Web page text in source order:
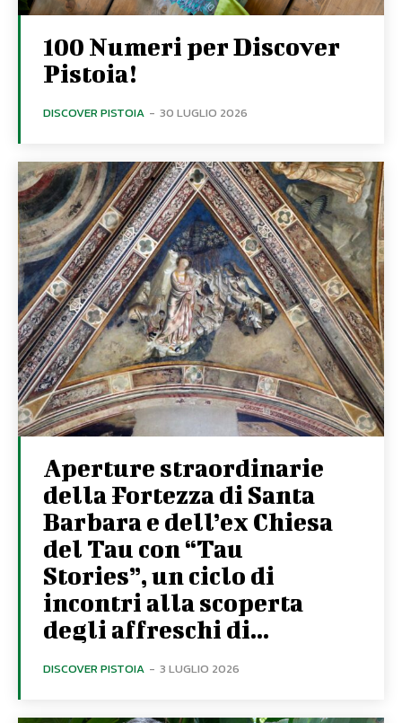
100 Numeri per Discover
Pistoia!
DISCOVER PISTOIA - 30 LUGLIO 2026
Aperture straordinarie
della Fortezza di Santa
Barbara e dell’ex Chiesa
del Tau con “Tau
Stories”, un ciclo di
incontri alla scoperta
degli affreschi di...
DISCOVER PISTOIA - 3 LUGLIO 2026